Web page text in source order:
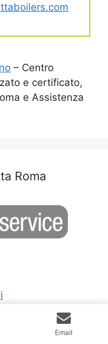
– Centro
e certificato,
e Assistenza
Roma
Email